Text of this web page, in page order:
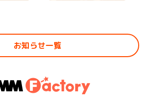
お知らせ一覧